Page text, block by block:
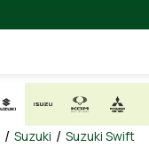
/ Suzuki / Suzuki Swift